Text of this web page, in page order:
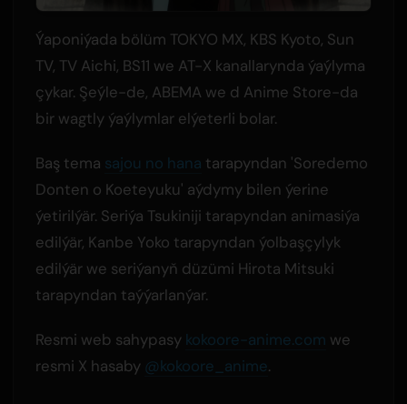
Ýaponiýada bölüm TOKYO MX, KBS Kyoto, Sun
TV, TV Aichi, BS11 we AT-X kanallarynda ýaýlyma
çykar. Şeýle-de, ABEMA we d Anime Store-da
bir wagtly ýaýlymlar elýeterli bolar.
Baş tema sajou no hana tarapyndan 'Soredemo
Donten o Koeteyuku' aýdymy bilen ýerine
ýetirilýär. Seriýa Tsukiniji tarapyndan animasiýa
edilýär, Kanbe Yoko tarapyndan ýolbaşçylyk
edilýär we seriýanyň düzümi Hirota Mitsuki
tarapyndan taýýarlanýar.
Resmi web sahypasy kokoore-anime.com we
resmi X hasaby @kokoore_anime.